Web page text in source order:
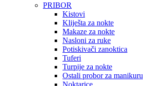
PRIBOR
Kistovi
Kliješta za nokte
Makaze za nokte
Nasloni za ruke
Potiskivači zanoktica
Tuferi
Turpije za nokte
Ostali probor za manikuru
Noktarice